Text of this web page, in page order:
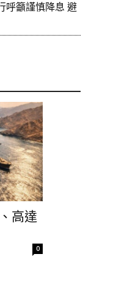
呼籲謹慎降息 避
高達
0